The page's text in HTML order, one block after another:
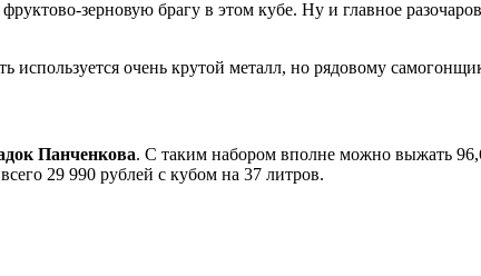
зерновую брагу в этом кубе. Ну и главное
очень крутой металл, но рядовому
Панченкова. С таким набором вполне можно выжать
29 990 рублей с кубом на 37 литров.